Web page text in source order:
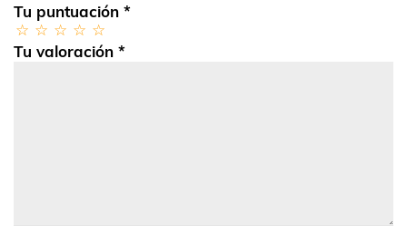
Tu puntuación *
Tu valoración *